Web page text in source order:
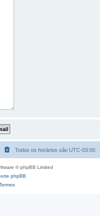
Todos os horários são UTC-03:00
© phpBB Limited
phpBB